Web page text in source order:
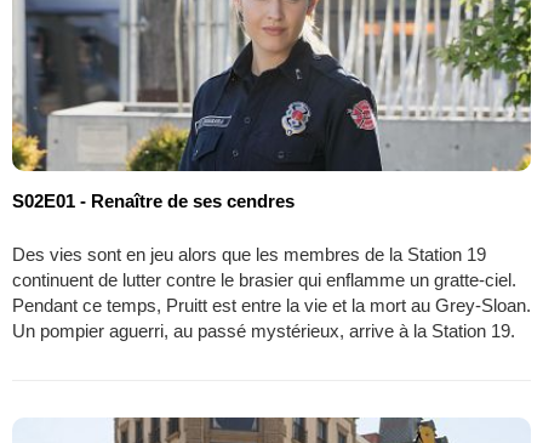
S02E01 - Renaître de ses cendres
Des vies sont en jeu alors que les membres de la Station 19
continuent de lutter contre le brasier qui enflamme un gratte-ciel.
Pendant ce temps, Pruitt est entre la vie et la mort au Grey-Sloan.
Un pompier aguerri, au passé mystérieux, arrive à la Station 19.